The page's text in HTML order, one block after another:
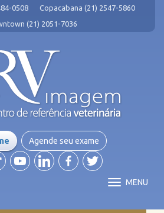
0508
Copacabana (21) 2547-5860
(21) 2051-7036
Agende seu exame
MENU